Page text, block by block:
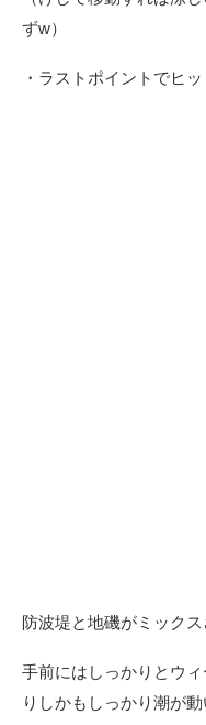
ずw）
・ラストポイントでヒッ
防波堤と地磯がミック
手前にはしっかりとウ
りしかもしっかり潮が動